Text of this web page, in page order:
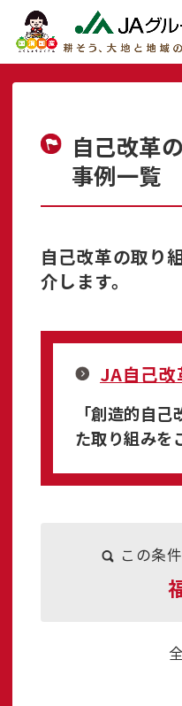
自己改革
事例一覧
自己改革の取り
介します。
JA自己改
「創造的自
た取り組みを
この条
全